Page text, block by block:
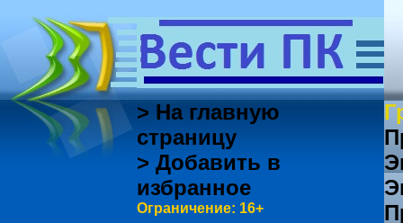
> На главную
страницу
> Добавить в
избранное
Ограничение: 16+